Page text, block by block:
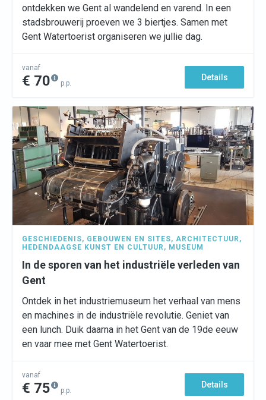
ontdekken we Gent al wandelend en varend. In een
stadsbrouwerij proeven we 3 biertjes. Samen met
Gent Watertoerist organiseren we jullie dag.
vanaf
€ 70 p.p.
Details
GESCHIEDENIS, GEBOUWEN EN SITES, ARCHITECTUUR ,
HEDENDAAGSE KUNST EN CULTUUR , MUSEUM
In de sporen van het industriële verleden van
Gent
Ontdek in het industriemuseum het verhaal van mens
en machines in de industriële revolutie. Geniet van
een lunch. Duik daarna in het Gent van de 19de eeuw
en vaar mee met Gent Watertoerist.
vanaf
€ 75 p.p.
Details